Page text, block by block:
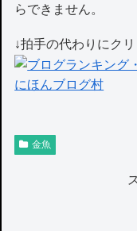
らできません。
↓拍手の代わりにク
にほんブログ村
金魚